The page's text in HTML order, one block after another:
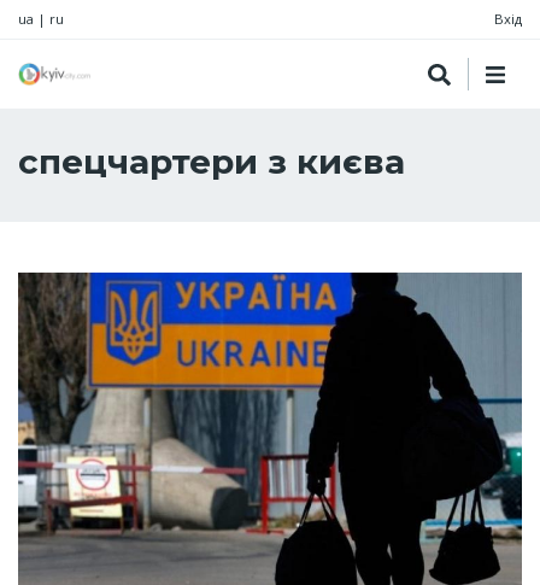
ua | ru Вхід
спецчартери з києва